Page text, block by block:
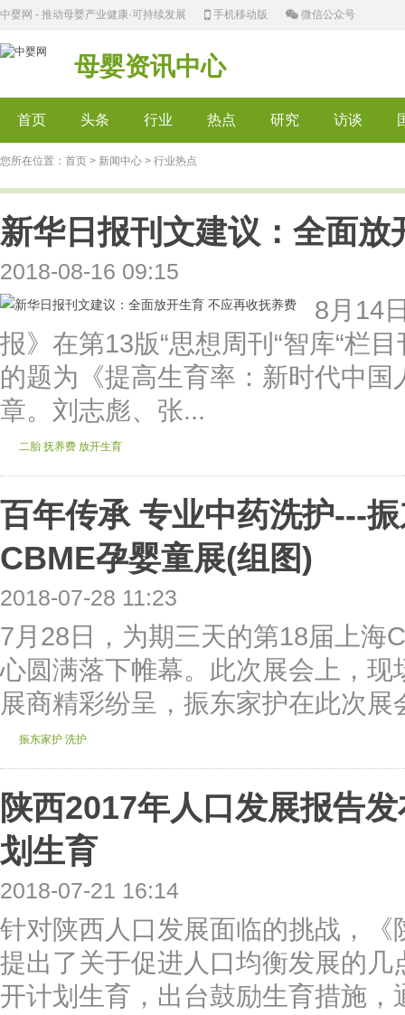
中婴网 - 推动母婴产业健康·可持续发展 手机移动版 微信公众号
母婴资讯中心
首页 头条 行业 热点 研究 访谈
您所在位置： 首页 > 新闻中心 > 行业热点
新华日报刊文建议：全面
2018-08-16 09:15
8月14
报》在第13版“思想周刊“智库“栏
的题为《提高生育率：新时代中
章。刘志彪、张...
二胎 抚养费 放开生育
百年传承 专业中药洗护---
CBME孕婴童展(组图)
2018-07-28 11:23
7月28日，为期三天的第18届上海
心圆满落下帷幕。此次展会上，
展商精彩纷呈，振东家护在此次
振东家护 洗护
陕西2017年人口发展报告
划生育
2018-07-21 16:14
针对陕西人口发展面临的挑战，
提出了关于促进人口均衡发展的几
开计划生育，出台鼓励生育措施